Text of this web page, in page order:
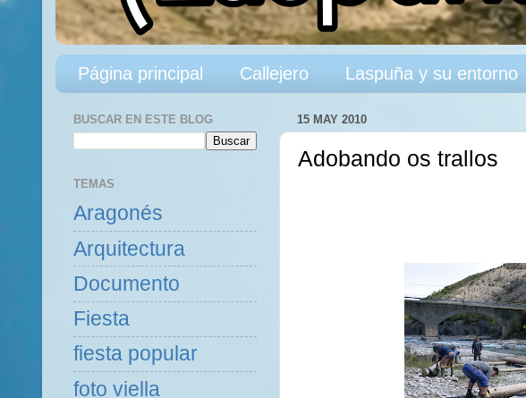
Página principal Callejero Laspuña y su entorno
15 MAY 2010
Adobando os trallos
BUSCAR EN ESTE BLOG
TEMAS
Aragonés
Arquitectura
Documento
Fiesta
fiesta popular
foto viella